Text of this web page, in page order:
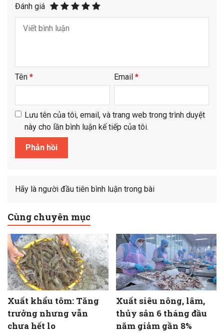
Đánh giá
Tên * Email *
Lưu tên của tôi, email, và trang web trong trình duyệt
này cho lần bình luận kế tiếp của tôi.
Hãy là người đầu tiên bình luận trong bài
Cùng chuyên mục
Xuất khẩu tôm: Tăng
trưởng nhưng vẫn
chưa hết lo
Xuất siêu nông, lâm,
thủy sản 6 tháng đầu
năm giảm gần 8%